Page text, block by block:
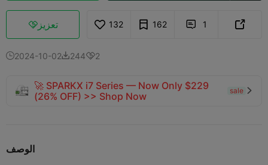
تعزيز 132 162  1 
2024-10-022442
🚀 SPARKX i7 Series — Now Only $229
(26% OFF) >> Shop Now
sale 
الوصف